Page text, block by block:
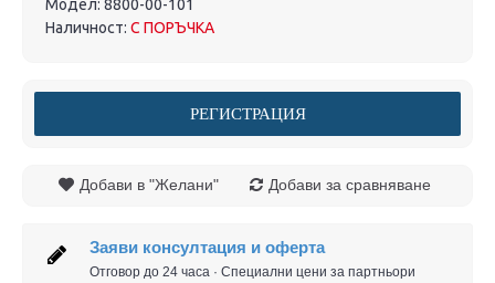
Модел: 8800-00-101
Наличност: С ПОРЪЧКА
РЕГИСТРАЦИЯ
Добави в "Желани" Добави за сравняване
Заяви консултация и оферта
Отговор до 24 часа · Специални цени за партньори